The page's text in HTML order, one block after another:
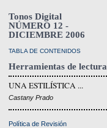
Tonos Digital
NÚMERO 12 -
DICIEMBRE 2006
TABLA DE CONTENIDOS
Herramientas de lectura
UNA ESTILÍSTICA ...
Castany Prado
Política de Revisión